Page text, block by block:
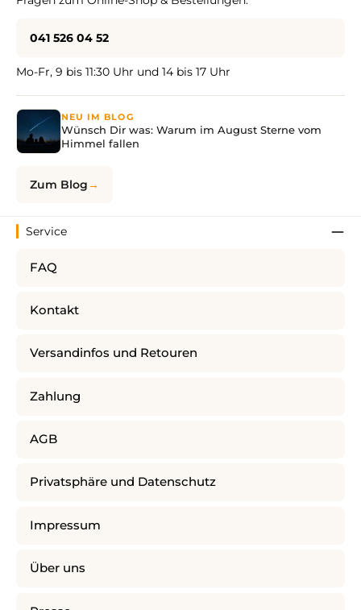
041 526 04 52
Mo-Fr, 9 bis 11:30 Uhr und 14 bis 17 Uhr
NEU IM BLOG
Wünsch Dir was: Warum im August Sterne vom
Himmel fallen
Zum Blog
Service
FAQ
Kontakt
Versandinfos und Retouren
Zahlung
AGB
Privatsphäre und Datenschutz
Impressum
Über uns